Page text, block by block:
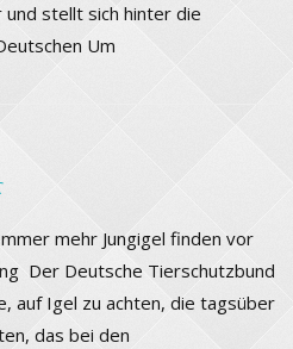
stellt sich hinter die
Um
mehr Jungigel finden vor
Der Deutsche Tierschutzbund
auf Igel zu achten, die tagsüber
das bei den